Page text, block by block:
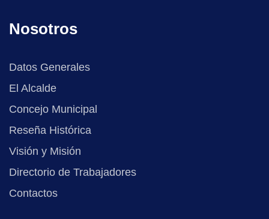
Nosotros
Datos Generales
El Alcalde
Concejo Municipal
Reseña Histórica
Visión y Misión
Directorio de Trabajadores
Contactos